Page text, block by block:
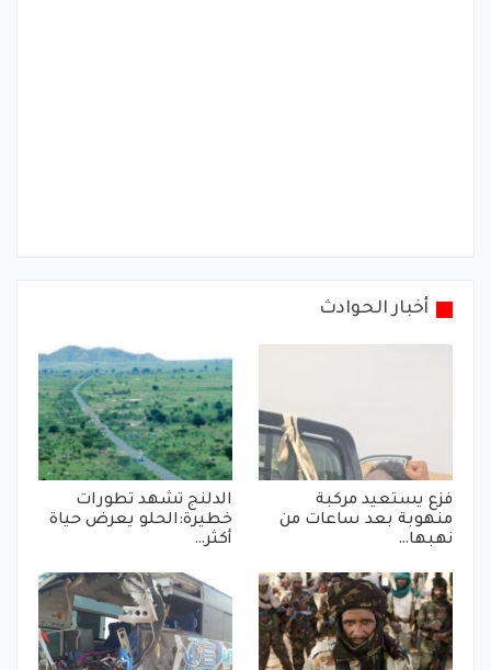
أخبار الحوادث
فزع يستعيد مركبة
منهوبة بعد ساعات من
نهبها…
الدلنج تشهد تطورات
خطيرة:الحلو يعرض حياة
أكثر…